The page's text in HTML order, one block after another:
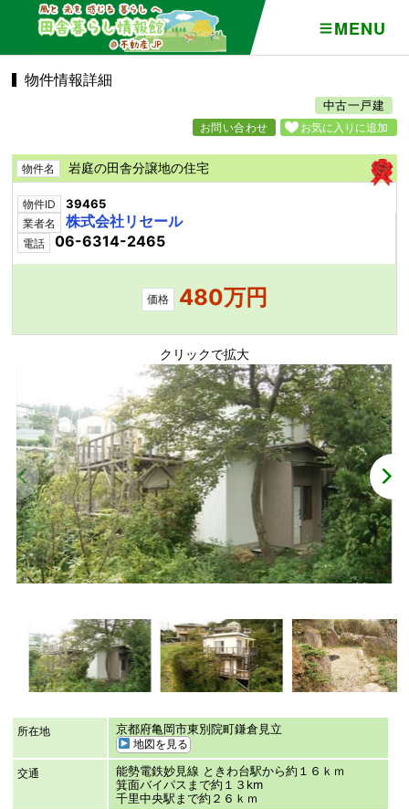
MENU
物件情報詳細
中古一戸建
お気に入りに追加
お問い合わせ
物件名 岩庭の田舎分譲地の住宅
物件ID 39465
業者名 株式会社リセール
電話 06-6314-2465
価格 480万円
クリックで拡大
所在地 京都府亀岡市東別院町鎌倉見立
地図を見る
交通
能勢電鉄妙見線 ときわ台駅から約１６ｋｍ
箕面バイパスまで約１３km
千里中央駅まで約２６ｋｍ